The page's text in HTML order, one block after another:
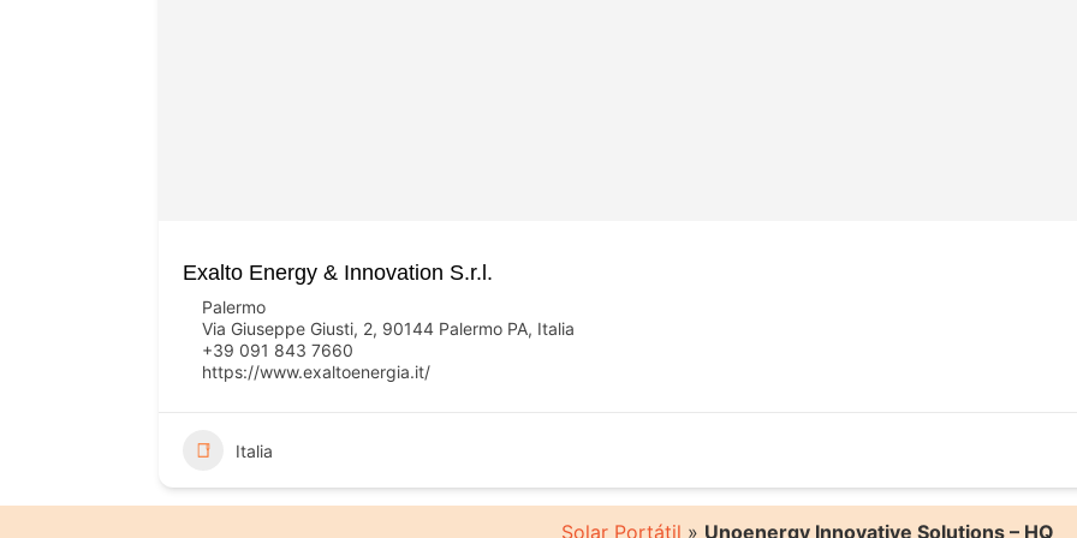
Exalto Energy & Innovation S.r.l.
Palermo
Via Giuseppe Giusti, 2, 90144 Palermo PA, Italia
+39 091 843 7660
https://www.exaltoenergia.it/
Italia
Solar Portátil » Unoenergy Innovative Solutions – HQ